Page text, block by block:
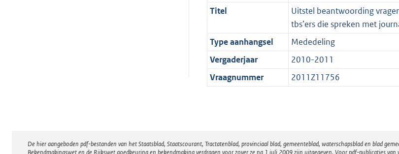
Titel
Uitstel beantwoording
tbs’ers die spreken met
Type aanhangsel
Mededeling
Vergaderjaar
2010-2011
Vraagnummer
2011Z11756
Disclaimer
De hier aangeboden pdf-bestanden van het Staatsblad, Staatscourant, Tractatenblad, provinciaal blad, gemeenteblad, waterschapsblad en blad
Bekendmakingswet en de Rijkswet goedkeuring en bekendmaking verdragen voor zover ze na 1 juli 2009 zijn uitgegeven. Voor pdf-publicaties